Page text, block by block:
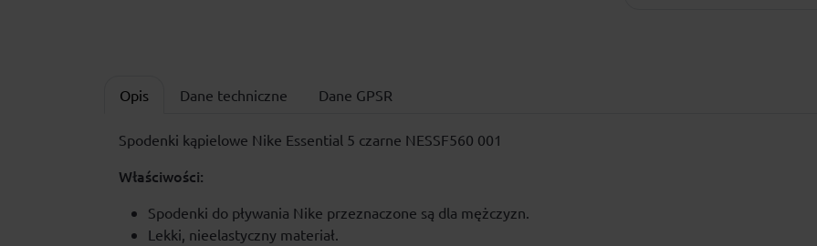
Opis Dane techniczne Dane GPSR
Spodenki kąpielowe Nike Essential 5 czarne NESSF560 001
Właściwości:
Spodenki do pływania Nike przeznaczone są dla mężczyzn.
Lekki, nieelastyczny materiał.